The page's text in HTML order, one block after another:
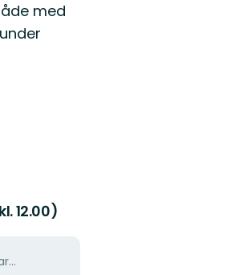
med
12.00)